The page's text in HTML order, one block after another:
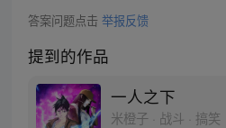
答案问题点击 举报反馈
提到的作品
一人之下
米橙子 · 战斗 · 搞笑